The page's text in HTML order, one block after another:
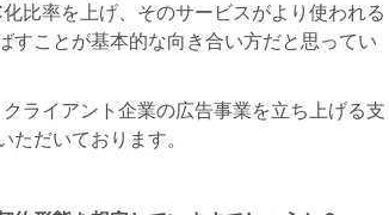
比率を上げ、そのサービスがより使われる
すことが基本的な向き合い方だと思ってい
ライアント企業の広告事業を立ち上げる支
ただいております。